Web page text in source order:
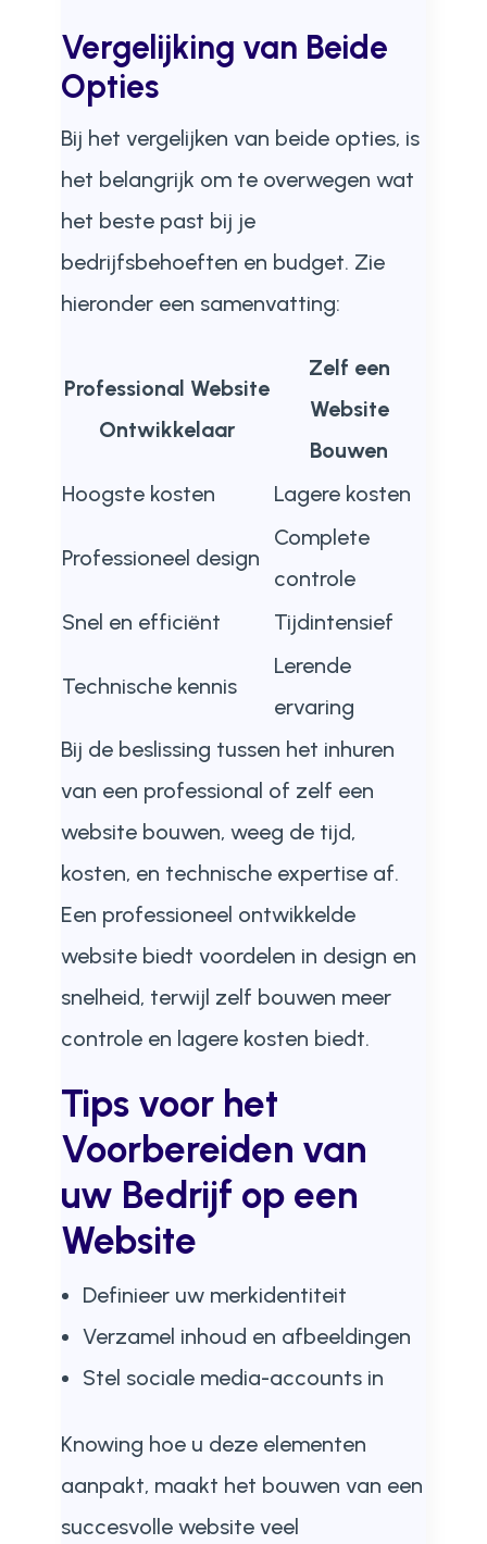
Vergelijking van Beide
Opties
Bij het vergelijken van beide opties, is
het belangrijk om te overwegen wat
het beste past bij je
bedrijfsbehoeften en budget. Zie
hieronder een samenvatting:
Professional Website
Ontwikkelaar
Zelf een
Website
Bouwen
Hoogste kosten
Lagere kosten
Professioneel design
Complete
controle
Snel en efficiënt
Tijdintensief
Technische kennis
Lerende
ervaring
Bij de beslissing tussen het inhuren
van een professional of zelf een
website bouwen, weeg de tijd,
kosten, en technische expertise af.
Een professioneel ontwikkelde
website biedt voordelen in design en
snelheid, terwijl zelf bouwen meer
controle en lagere kosten biedt.
Tips voor het
Voorbereiden van
uw Bedrijf op een
Website
Definieer uw merkidentiteit
Verzamel inhoud en afbeeldingen
Stel sociale media-accounts in
Knowing hoe u deze elementen
aanpakt, maakt het bouwen van een
succesvolle website veel